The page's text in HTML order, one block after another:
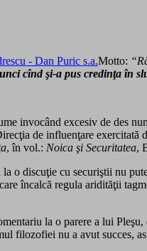
Motto:
cînd şi-a pus credinţa în
invocând excesiv de des
de influenţare
, în vol.: Noica şi Securitatea,
o discuţie cu securiştii nu
încalcă regula aridităţii
la o parere a lui
filozofiei nu a avut succes,